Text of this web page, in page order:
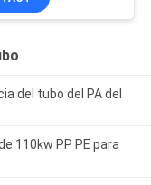
de la máquina
del tubo del PA del
110kw PP PE para